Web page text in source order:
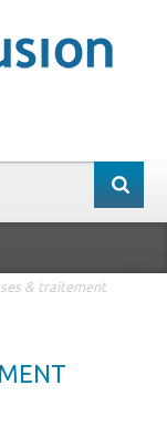
& traitement